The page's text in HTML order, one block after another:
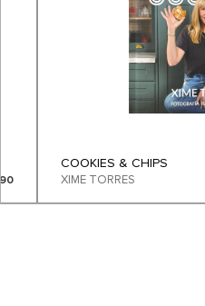
COOKIES & CHIPS
XIME TORRES